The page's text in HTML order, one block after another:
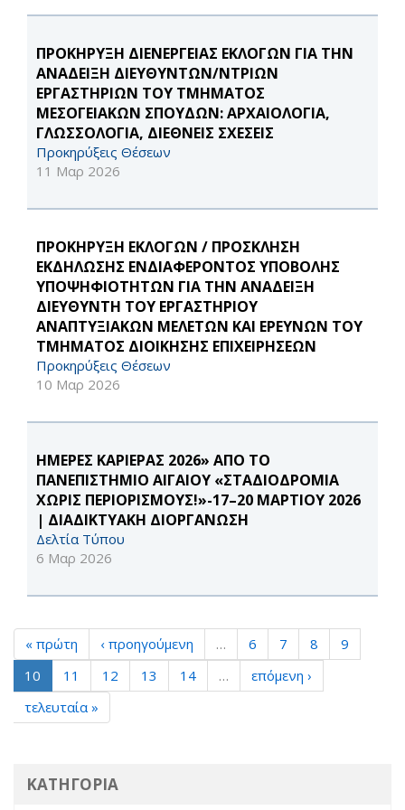
ΠΡΟΚΗΡΥΞΗ ΔΙΕΝΕΡΓΕΙΑΣ ΕΚΛΟΓΩΝ ΓΙΑ ΤΗΝ
ΑΝΑΔΕΙΞΗ ΔΙΕΥΘΥΝΤΩΝ/ΝΤΡΙΩΝ
ΕΡΓΑΣΤΗΡΙΩΝ ΤΟΥ ΤΜΗΜΑΤΟΣ
ΜΕΣΟΓΕΙΑΚΩΝ ΣΠΟΥΔΩΝ: ΑΡΧΑΙΟΛΟΓΙΑ,
ΓΛΩΣΣΟΛΟΓΙΑ, ΔΙΕΘΝΕΙΣ ΣΧΕΣΕΙΣ
Προκηρύξεις Θέσεων
11 Μαρ 2026
ΠΡΟΚΗΡΥΞΗ ΕΚΛΟΓΩΝ / ΠΡΟΣΚΛΗΣΗ
ΕΚΔΗΛΩΣΗΣ ΕΝΔΙΑΦΕΡΟΝΤΟΣ ΥΠΟΒΟΛΗΣ
ΥΠΟΨΗΦΙΟΤΗΤΩΝ ΓΙΑ ΤΗΝ ΑΝΑΔΕΙΞΗ
ΔΙΕΥΘΥΝΤΗ ΤΟΥ ΕΡΓΑΣΤΗΡΙΟΥ
ΑΝΑΠΤΥΞΙΑΚΩΝ ΜΕΛΕΤΩΝ ΚΑΙ ΕΡΕΥΝΩΝ ΤΟΥ
ΤΜΗΜΑΤΟΣ ΔΙΟΙΚΗΣΗΣ ΕΠΙΧΕΙΡΗΣΕΩΝ
Προκηρύξεις Θέσεων
10 Μαρ 2026
ΗΜΕΡΕΣ ΚΑΡΙΕΡΑΣ 2026» ΑΠΟ ΤΟ
ΠΑΝΕΠΙΣΤΗΜΙΟ ΑΙΓΑΙΟΥ «ΣΤΑΔΙΟΔΡΟΜΙΑ
ΧΩΡΙΣ ΠΕΡΙΟΡΙΣΜΟΥΣ!»-17–20 ΜΑΡΤΙΟΥ 2026
| ΔΙΑΔΙΚΤΥΑΚΗ ΔΙΟΡΓΑΝΩΣΗ
Δελτία Τύπου
6 Μαρ 2026
« πρώτη ‹ προηγούμενη … 6 7 8
9
10
11 12 13 14 …
επόμενη ›
τελευταία »
ΚΑΤΗΓΟΡΙΑ